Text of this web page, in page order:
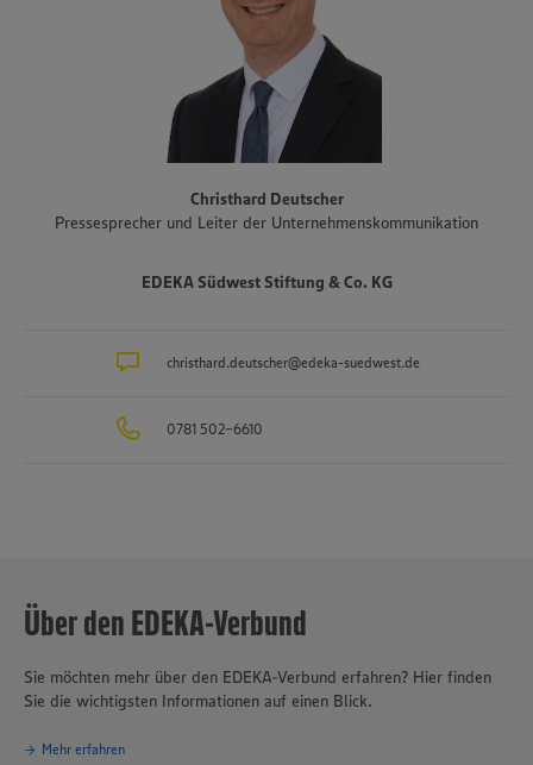
Weinkeller und der Fischwarenspezialist Frischkost. Einer der
Schwerpunkte des Sortiments der Märkte liegt auf Produkten aus
der Region. Im Rahmen der Regionalmarke „Unsere Heimat“
arbeitet EDEKA Südwest beispielsweise mit mehr als 1.500
Erzeugern und Lieferanten aus Bundesländern des Vertriebsgebiets
zusammen. Eine Auswahl an Partnerbetrieben der regionalen
Landwirtschaft im Überblick gibt es unter
Unternehmensverbund, inklusive des selbständigen Einzelhandels,
ist mit rund 47.000 Mitarbeitenden, darunter etwa 3.400
Arbeitgeber und Ausbilder in der Region. Insgesamt etwa 10.000
Mitarbeitende arbeiten an den Bedientheken für Fleisch und Wurst
Christhard Deutscher
Pressesprecher und Leiter der Unternehmenskommunikation
EDEKA Südwest Stiftung & Co. KG
christhard.deutscher@edeka-suedwest.de
0781 502-6610
Über den EDEKA-Verbund
Sie möchten mehr über den EDEKA-Verbund erfahren? Hier finden
Sie die wichtigsten Informationen auf einen Blick.
Mehr erfahren